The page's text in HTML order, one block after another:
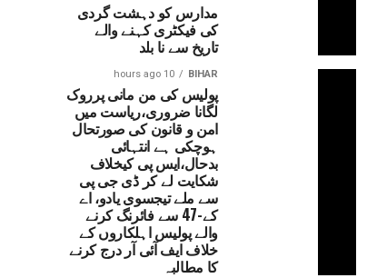
مدارس کو دہشت گردی
کی فیکٹری کہنے والے
تاریخ سے نا بلد
BIHAR
10 hours ago
پولیس کی من مانی پرروک
لگانا ضروری،ریاست میں
امن و قانون کی صورتحال
ہوچکی ہے انتہائی
بدحال،ایس پی کیخلاف
شکایت لے کر ڈی جی پی
سے ملے تیجسوی یادو، اے
کے-47 سے فائرنگ کرنے
والے پولیس اہلکاروں کے
خلاف ایف آئی آر درج کرنے
کا مطالبہ